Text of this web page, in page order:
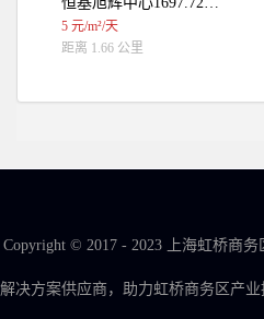
5 元/m²/天
距离 1.66 公里
Copyright © 2017 - 2023 上海虹桥商
解决方案供应商，助力虹桥商务区产